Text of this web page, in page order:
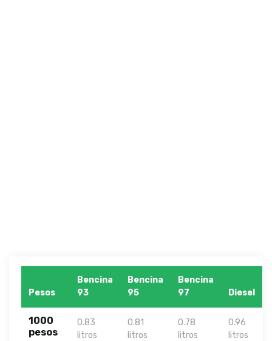
Pesos
Bencina
93
Bencina
95
Bencina
97
Diesel
1000
pesos
0.83
litros
0.81
litros
0.78
litros
0.96
litros